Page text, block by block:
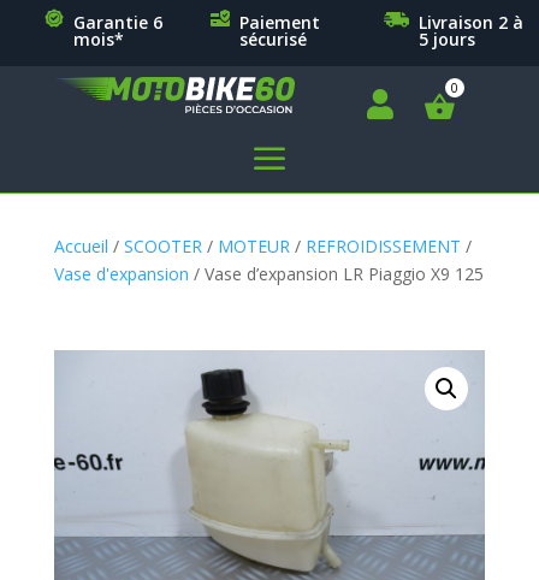
Garantie 6
mois*
Paiement
sécurisé
Livraison 2 à
5 jours

a
Accueil / SCOOTER / MOTEUR / REFROIDISSEMENT /
Vase d'expansion / Vase d’expansion LR Piaggio X9 125